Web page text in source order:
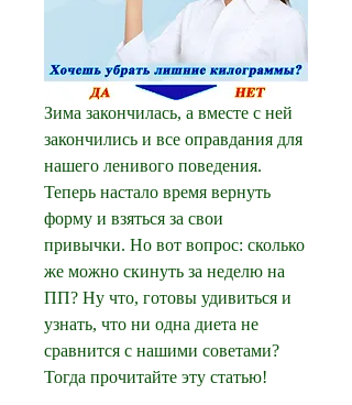
Зима закончилась, а вместе с ней
закончились и все оправдания для
нашего ленивого поведения.
Теперь настало время вернуть
форму и взяться за свои
привычки. Но вот вопрос: сколько
же можно скинуть за неделю на
ПП? Ну что, готовы удивиться и
узнать, что ни одна диета не
сравнится с нашими советами?
Тогда прочитайте эту статью!